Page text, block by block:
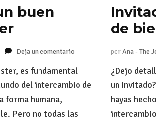
buen
Deja un comentario
ser
un
JollyGuester
es fundamental
del intercambio de
forma humana,
Pero no todas las
de
porAna - The
¿Dejo
un
hayas